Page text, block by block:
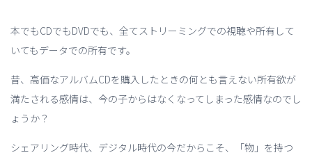
本でもCDでもDVDでも、全てストリーミングでの視聴や所有して
いてもデータでの所有です。
昔、高価なアルバムCDを購入したときの何とも言えない所有欲が
満たされる感情は、今の子からはなくなってしまった感情なのでし
ょうか？
シェアリング時代、デジタル時代の今だからこそ、「物」を持つ